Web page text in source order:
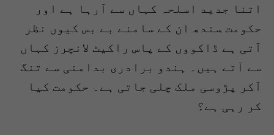
اتنا جدید اسلحہ کہاں سے آرہا ہے اور
حکومت سندھ ان کے سامنے بے بس کیوں نظر
آتی ہے ڈاکووں کے پاس راکیٹ لانچرز کہاں
سے آتے ہیں۔ ہندو برادری بدامنی سے تنگ
آکر پڑوسی ملک چلی جاتی ہے۔ حکومت کیا
کر رہی ہے؟